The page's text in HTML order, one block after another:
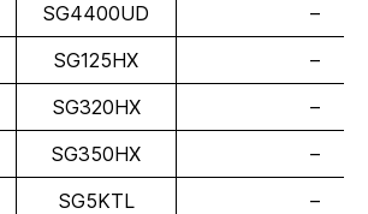
SG4400UD
–
SG125HX
–
SG320HX
–
SG350HX
–
SG5KTL
–